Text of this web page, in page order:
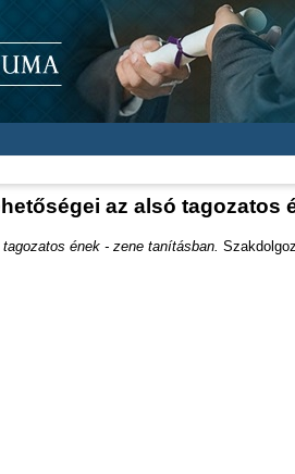
az alsó tagozatos
ének - zene tanításban.